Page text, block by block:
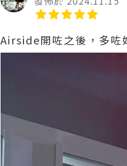
Airside開咗之後，多咗